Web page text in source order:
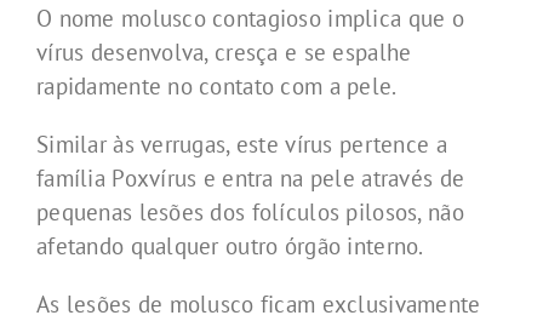
O nome molusco contagioso implica que o
vírus desenvolva, cresça e se espalhe
rapidamente no contato com a pele.
Similar às verrugas, este vírus pertence a
família Poxvírus e entra na pele através de
pequenas lesões dos folículos pilosos, não
afetando qualquer outro órgão interno.
As lesões de molusco ficam exclusivamente